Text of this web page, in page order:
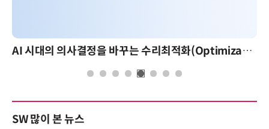
AI 시대의 의사결정을 바꾸는 수리최적화(Optimization): 실제 산업 적용 사례와 활용 전략
SW 많이 본 뉴스